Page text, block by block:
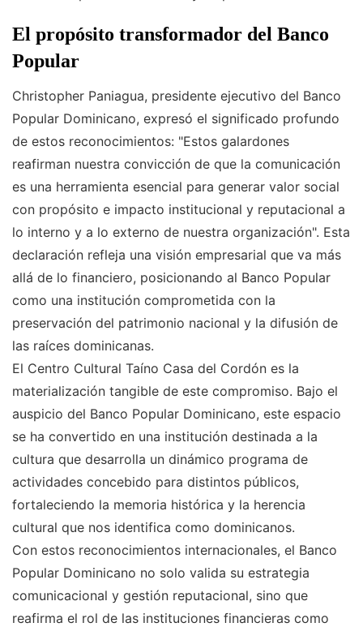
El propósito transformador del Banco
Popular
Christopher Paniagua, presidente ejecutivo del Banco
Popular Dominicano, expresó el significado profundo
de estos reconocimientos: "Estos galardones
reafirman nuestra convicción de que la comunicación
es una herramienta esencial para generar valor social
con propósito e impacto institucional y reputacional a
lo interno y a lo externo de nuestra organización". Esta
declaración refleja una visión empresarial que va más
allá de lo financiero, posicionando al Banco Popular
como una institución comprometida con la
preservación del patrimonio nacional y la difusión de
las raíces dominicanas.
El Centro Cultural Taíno Casa del Cordón es la
materialización tangible de este compromiso. Bajo el
auspicio del Banco Popular Dominicano, este espacio
se ha convertido en una institución destinada a la
cultura que desarrolla un dinámico programa de
actividades concebido para distintos públicos,
fortaleciendo la memoria histórica y la herencia
cultural que nos identifica como dominicanos.
Con estos reconocimientos internacionales, el Banco
Popular Dominicano no solo valida su estrategia
comunicacional y gestión reputacional, sino que
reafirma el rol de las instituciones financieras como